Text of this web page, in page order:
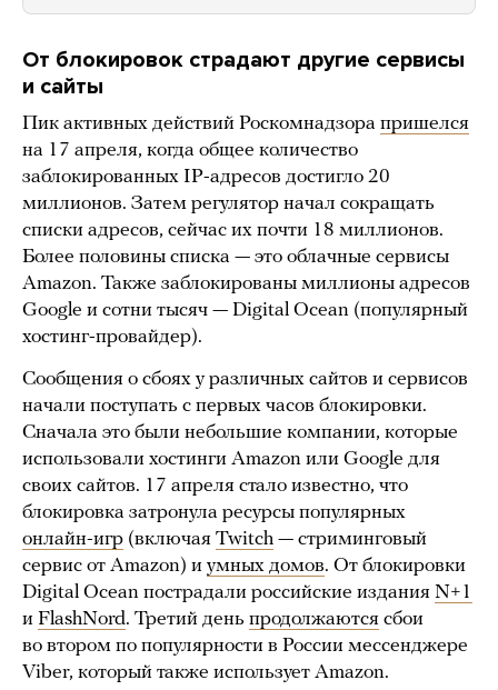
От блокировок страдают другие сервисы
и сайты
Пик активных действий Роскомнадзора пришелся
на 17 апреля, когда общее количество
заблокированных IP-адресов достигло 20
миллионов. Затем регулятор начал сокращать
списки адресов, сейчас их почти 18 миллионов.
Более половины списка — это облачные сервисы
Amazon. Также заблокированы миллионы адресов
Google и сотни тысяч — Digital Ocean (популярный
хостинг-провайдер).
Сообщения о сбоях у различных сайтов и сервисов
начали поступать с первых часов блокировки.
Сначала это были небольшие компании, которые
использовали хостинги Amazon или Google для
своих сайтов. 17 апреля стало известно, что
блокировка затронула ресурсы популярных
онлайн-игр (включая Twitch — стриминговый
сервис от Amazon) и умных домов. От блокировки
Digital Ocean пострадали российские издания N+1
и FlashNord. Третий день продолжаются сбои
во втором по популярности в России мессенджере
Viber, который также использует Amazon.